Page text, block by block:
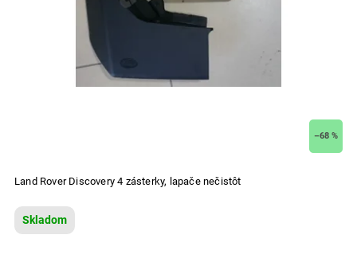
–68 %
Land Rover Discovery 4 zásterky, lapače nečistôt
Skladom